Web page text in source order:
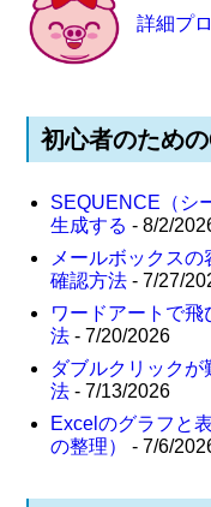
詳細プ
初心者のため
SEQUENCE（シ
生成する - 8/2/
メールボックス
確認方法 - 7/27/
ワードアートで
法 - 7/20/2026
ダブルクリック
法 - 7/13/2026
Excelのグラフと
の整理）
- 7/6/